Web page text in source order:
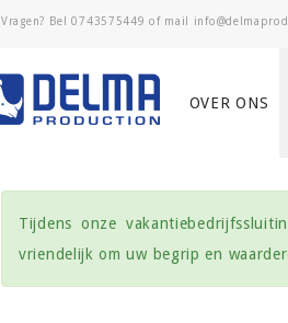
Vragen? Bel0743575449 of mail
OVER ONS
Tijdens onze
vriendelijk om uw begrip en